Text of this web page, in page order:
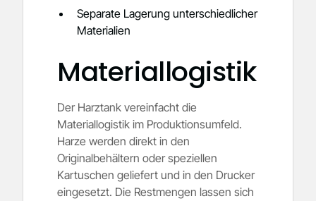
Separate Lagerung unterschiedlicher
Materialien
Materiallogistik
Der Harztank vereinfacht die
Materiallogistik im Produktionsumfeld.
Harze werden direkt in den
Originalbehältern oder speziellen
Kartuschen geliefert und in den Drucker
eingesetzt. Die Restmengen lassen sich